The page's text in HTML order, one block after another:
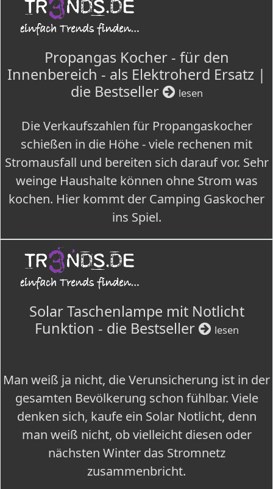
Propangas Kocher - für den
Innenbereich - als Elektroherd Ersatz |
die Bestseller
lesen
Die Verkaufszahlen für Propangaskocher
schießen in die Höhe - viele rechenen mit
Stromausfall und bereiten sich darauf vor. Sehr
weinge Haushalte können ohne Strom was
kochen. Hier kommt der Camping Gaskocher
ins Spiel.
Solar Taschenlampe mit Notlicht
Funktion - die Bestseller
lesen
Man weiß ja nicht, die Verunsicherung ist in der
gesamten Bevölkerung schon fühlbar. Viele
denken sich, kaufe ein Solar Notlicht, denn
man weiß nicht, ob vielleicht diesen oder
nächsten Winter das Stromnetz
zusammenbricht.